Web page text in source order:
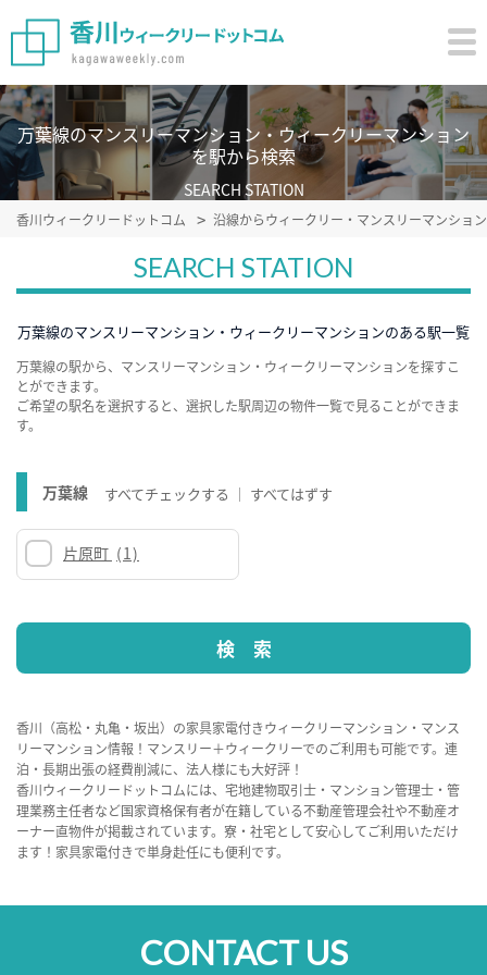
万葉線のマンスリーマンション・ウィークリーマンション
を駅から検索
SEARCH STATION
香川ウィークリードットコム 沿線からウィークリー・マンスリーマンショ
SEARCH STATION
万葉線のマンスリーマンション・ウィークリーマンションのある駅一覧
万葉線の駅から、マンスリーマンション・ウィークリーマンションを探すこ
とができます。
ご希望の駅名を選択すると、選択した駅周辺の物件一覧で見ることができま
す。
万葉線 すべてチェックする すべてはずす
片原町 (1)
香川（高松・丸亀・坂出）の家具家電付きウィークリーマンション・マンス
リーマンション情報！マンスリー＋ウィークリーでのご利用も可能です。連
泊・長期出張の経費削減に、法人様にも大好評！
香川ウィークリードットコムには、宅地建物取引士・マンション管理士・管
理業務主任者など国家資格保有者が在籍している不動産管理会社や不動産オ
ーナー直物件が掲載されています。寮・社宅として安心してご利用いただけ
ます！家具家電付きで単身赴任にも便利です。
CONTACT US